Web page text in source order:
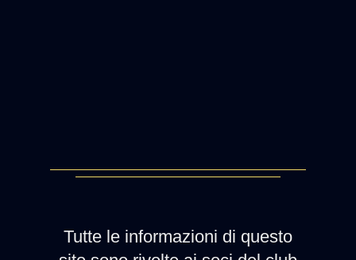
Tutte le informazioni di questo